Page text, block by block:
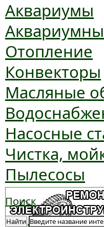
Аквариумы
Отопление
Конвекторы
Масляные
Насосные
Чистка,
Пылесосы
Поиск
Найти